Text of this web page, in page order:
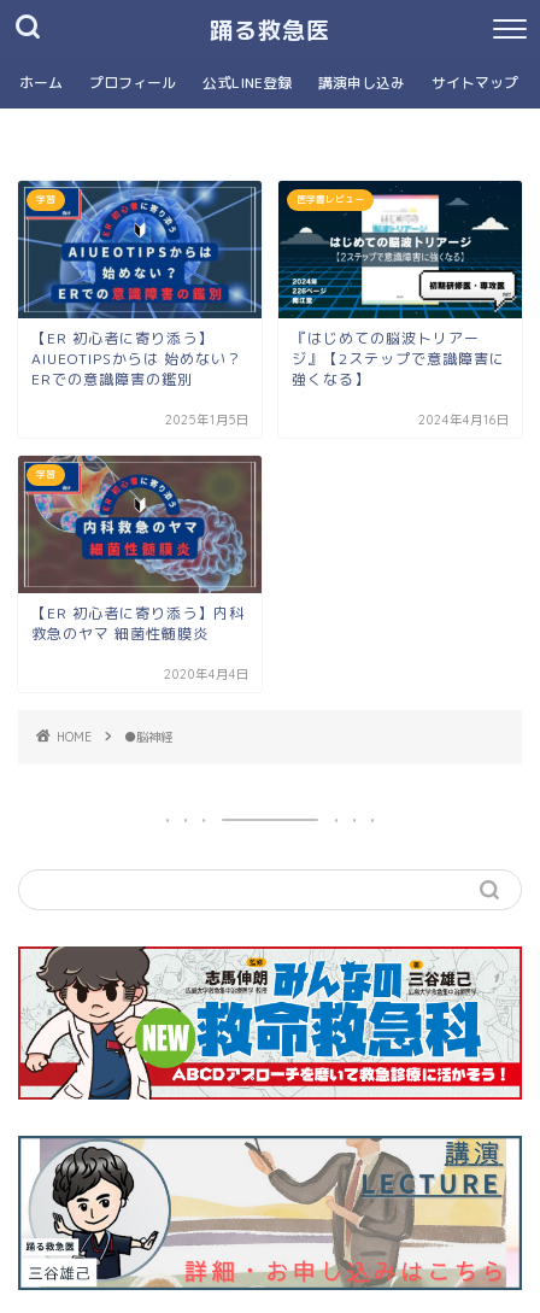
踊る救急医
ホーム プロフィール 公式LINE登録 講演申し込み サイトマップ
学習
【ER 初心者に寄り添う】
AIUEOTIPSからは 始めない？
ERでの意識障害の鑑別
2025年1月5日
医学書レビュー
『はじめての脳波トリアー
ジ』【2ステップで意識障害に
強くなる】
2024年4月16日
学習
【ER 初心者に寄り添う】内科
救急のヤマ 細菌性髄膜炎
2020年4月4日
HOME ●脳神経